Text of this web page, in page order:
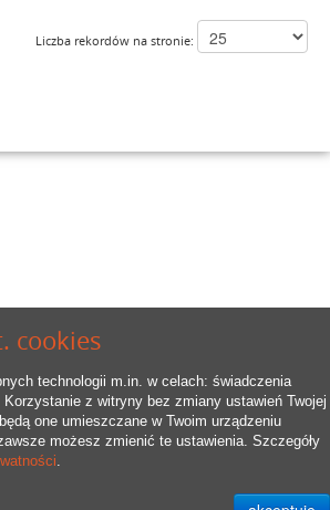
cookies
technologii m.in. w celach: świadczenia
z witryny bez zmiany ustawień Twojej
one umieszczane w Twoim urządzeniu
możesz zmienić te ustawienia. Szczegóły
.
Liczba rekordów na stronie: